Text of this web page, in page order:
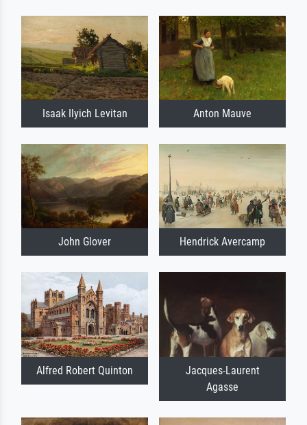
Isaak Ilyich Levitan Anton Mauve
John Glover Hendrick Avercamp
Alfred Robert Quinton
Jacques-Laurent
Agasse